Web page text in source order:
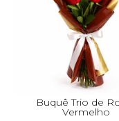
Buquê Trio de
Vermelho